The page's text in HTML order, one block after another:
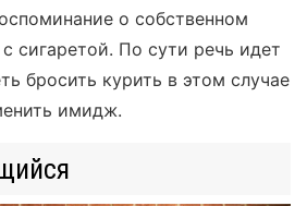
о собственном
сигаретой. По сути речь идет
бросить курить в этом случае
имидж.